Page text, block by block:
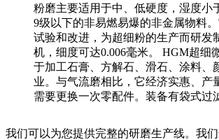
粉磨主要适用于中、低硬度，湿度小
9级以下的非易燃易爆的非金属物料
试验和改进，为超细粉的生产而研发
机，细度可达0.006毫米。 HGM超细
于加工石膏、方解石、滑石、涂料、
业。与气流磨相比，它经济实惠、产
需要更换一次零配件。装备有袋式过
我们可以为您提供完整的研磨生产线。我